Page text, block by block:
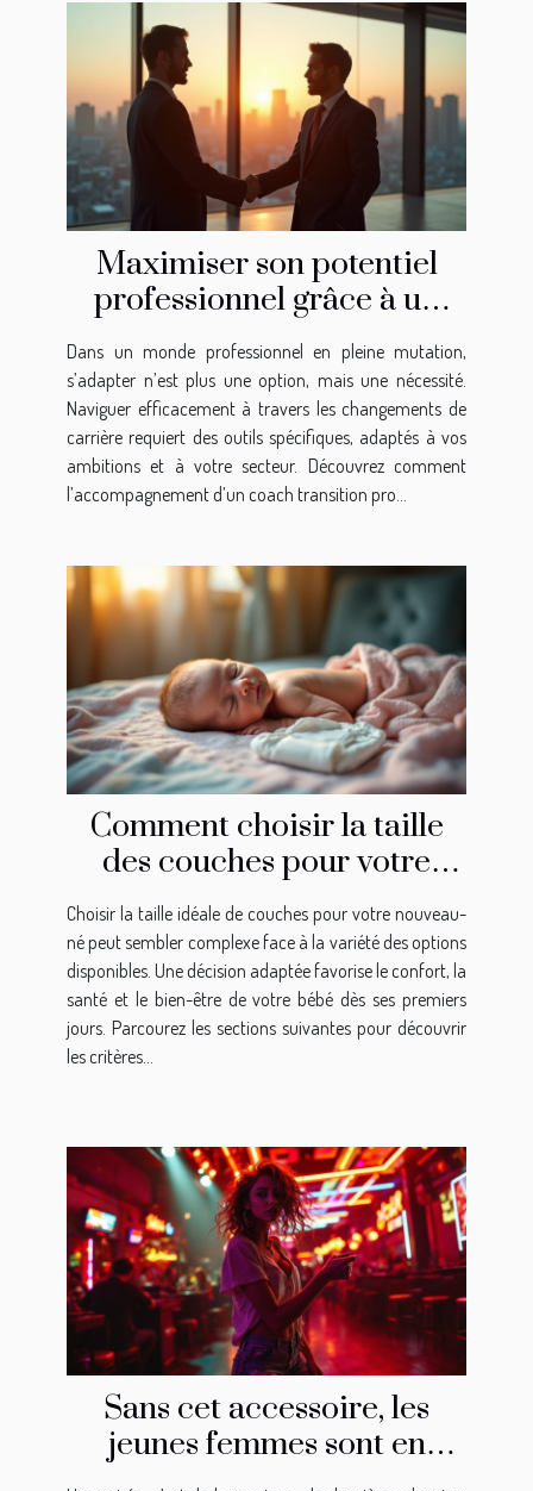
Maximiser son potentiel
professionnel grâce à un
coach transition pro
Dans un monde professionnel en pleine mutation,
s’adapter n’est plus une option, mais une nécessité.
Naviguer efficacement à travers les changements de
carrière requiert des outils spécifiques, adaptés à vos
ambitions et à votre secteur. Découvrez comment
l’accompagnement d’un coach transition pro...
Comment choisir la taille
des couches pour votre
nouveau-né?
Choisir la taille idéale de couches pour votre nouveau-
né peut sembler complexe face à la variété des options
disponibles. Une décision adaptée favorise le confort, la
santé et le bien-être de votre bébé dès ses premiers
jours. Parcourez les sections suivantes pour découvrir
les critères...
Sans cet accessoire, les
jeunes femmes sont en
danger !